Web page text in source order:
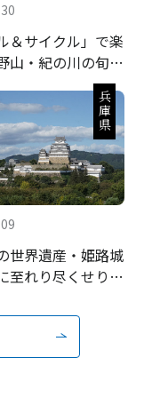
＆サイクル」で楽
山・紀の川の旬の
兵庫県
世界遺産・姫路城
至れり尽くせりの